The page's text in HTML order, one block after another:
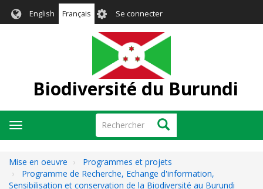
English Français User
account
menu
Se connecter
Biodiversité du Burundi
Rechercher Rechercher
Toggle
navigation
Mise en oeuvre
Programmes et projets
Programme de Recherche, Echange d'information,
Sensibilisation et conservation de la Biodiversité au Burundi